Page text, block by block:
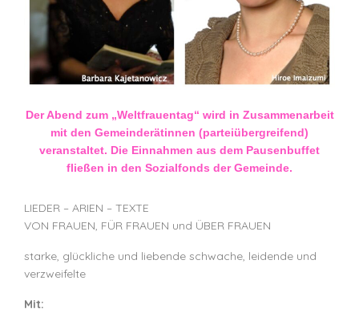
Der Abend zum „Weltfrauentag“ wird in Zusammenarbeit
mit den Gemeinderätinnen (parteiübergreifend)
veranstaltet. Die Einnahmen aus dem Pausenbuffet
fließen in den Sozialfonds der Gemeinde.
LIEDER – ARIEN – TEXTE
VON FRAUEN, FÜR FRAUEN und ÜBER FRAUEN
starke, glückliche und liebende schwache, leidende und
verzweifelte
Mit: